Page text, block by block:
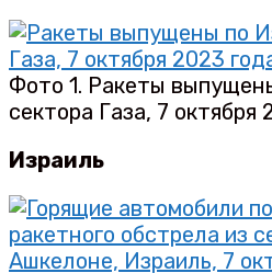
Фото 1. Ракеты
сектора Газа, 7 октября
Израиль